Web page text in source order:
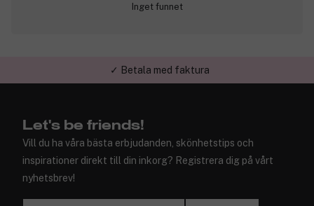
Inget funnet
✓ Betala med faktura
Let's be friends!
Vill du ha våra bästa erbjudanden, skönhetstips och
inspirationer direkt till din inkorg? Registrera dig på vårt
nyhetsbrev!